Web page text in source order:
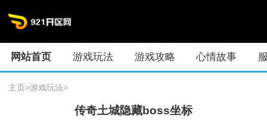
网站首页 游戏玩法 游戏攻略 心情故事
主页>游戏玩法>
传奇土城隐藏boss坐标